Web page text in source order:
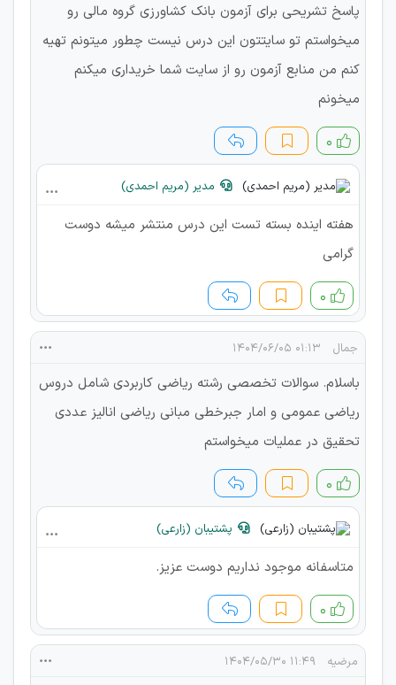
پاسخ تشریحی برای آزمون بانک کشاورزی گروه مالی رو
میخواستم تو سایتتون این درس نیست چطور میتونم تهیه
کنم من منابع آزمون رو از سایت شما خریداری میکنم
میخونم
۰
مدیر (مریم احمدی)
هفته اینده بسته تست این درس منتشر میشه دوست
گرامی
۰
جمال ۰۱:۱۳ ۱۴۰۴/۰۶/۰۵
باسلام. سوالات تخصصی رشته ریاضی کاربردی شامل دروس
ریاضی عمومی و امار جبرخطی مبانی ریاضی انالیز عددی
تحقیق در عملیات میخواستم
۰
پشتیبان (زارعی)
متاسفانه موجود نداریم دوست عزیز.
۰
مرضیه ۱۱:۴۹ ۱۴۰۴/۰۵/۳۰